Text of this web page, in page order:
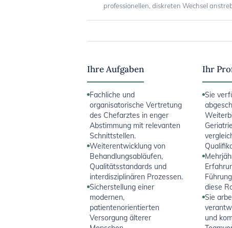
professionellen, diskreten Wechsel
Ihre Aufgaben
Fachliche und
organisatorische Vertretung
des Chefarztes in enger
Abstimmung mit relevanten
Schnittstellen.
Weiterentwicklung von
Behandlungsabläufen,
Qualitätsstandards und
interdisziplinären Prozessen.
Sicherstellung einer
modernen,
patientenorientierten
Versorgung älterer
Ihr
Sie
diese
Sie
und